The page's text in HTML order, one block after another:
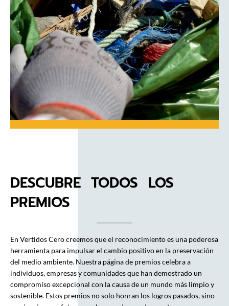
DESCUBRE TODOS LOS
PREMIOS
En Vertidos Cero creemos que el reconocimiento es una poderosa
herramienta para impulsar el cambio positivo en la preservación
del medio ambiente. Nuestra página de premios celebra a
individuos, empresas y comunidades que han demostrado un
compromiso excepcional con la causa de un mundo más limpio y
sostenible. Estos premios no solo honran los logros pasados, sino